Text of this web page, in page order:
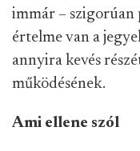
immár – szigorúan
értelme van a
annyira kevés
működésének.
Ami ellene szól